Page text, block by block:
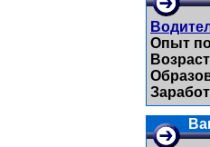
Опыт